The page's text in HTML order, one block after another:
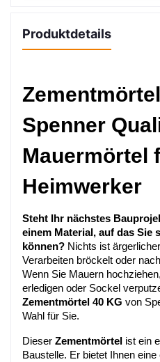
Produktdetails
Spenner
Mauermörtel
Heimwerker
Steht Ihr nächstes
einem Material, auf das Sie
können? Nichts ist
Verarbeiten bröckelt oder
Wenn Sie Mauern
Zementmörtel 40 KG von
Wahl für Sie.
Dieser Zementmörtel ist ein
Baustelle. Er bietet Ihnen